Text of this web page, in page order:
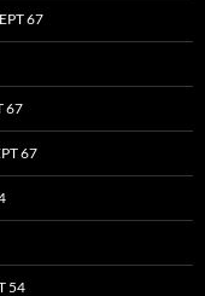
67
67
67
54